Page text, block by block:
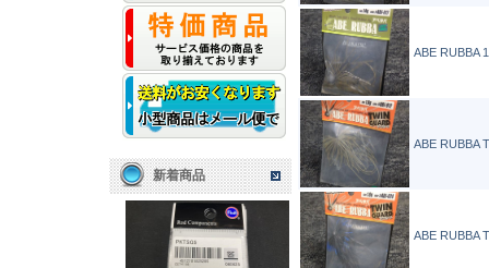
新着商品
ABE RUBBA
ABE RUBBA
ABE RUBBA